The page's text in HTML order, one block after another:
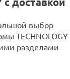
выбор
TECHNOLOGY
разделами